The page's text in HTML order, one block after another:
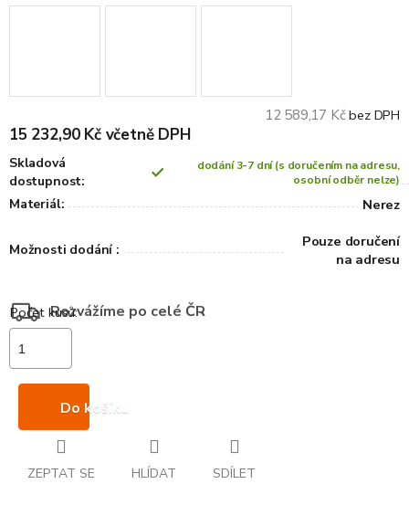
12 589,17 Kčbez DPH
15 232,90 Kč včetně DPH
Skladová
dostupnost:
dodání 3-7 dní (s doručením na adresu,
osobní odběr nelze)
Materiál: Nerez
Možnosti dodání :
Pouze doručení
na adresu
Rozvážíme po celé ČR
Do košíku
ZEPTAT SE HLÍDAT SDÍLET